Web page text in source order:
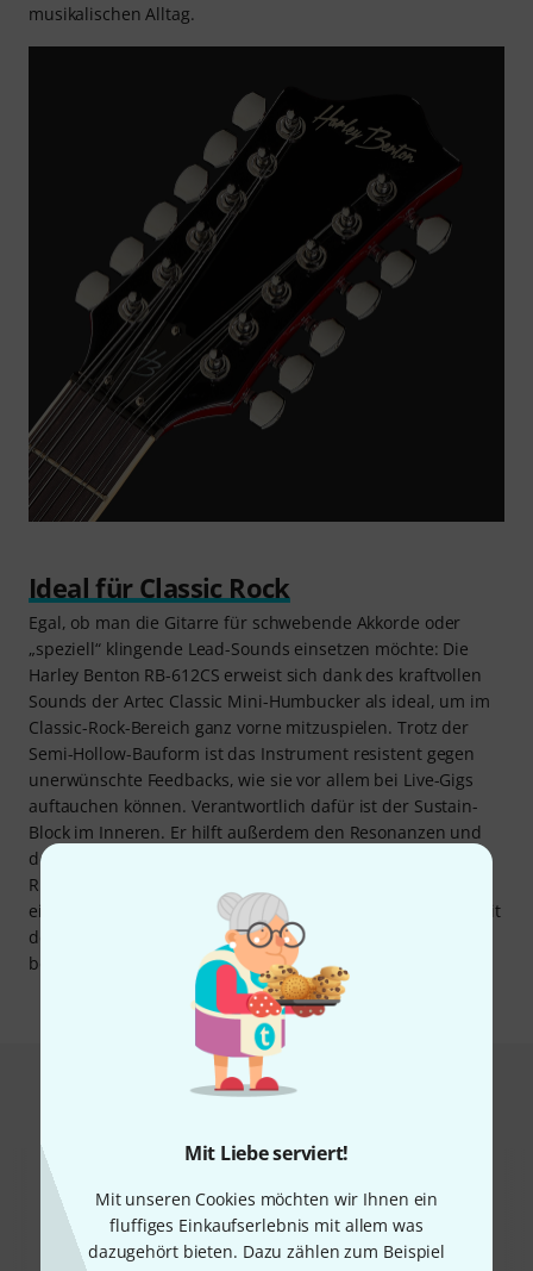
Mit Liebe serviert!
Mit unseren Cookies möchten wir Ihnen ein
fluffiges Einkaufserlebnis mit allem was
dazugehört bieten. Dazu zählen zum Beispiel
musikalischen Alltag.
Ideal für Classic Rock
Egal, ob man die Gitarre für schwebende Akkorde oder
„speziell“ klingende Lead-Sounds einsetzen möchte: Die
Harley Benton RB-612CS erweist sich dank des kraftvollen
Sounds der Artec Classic Mini-Humbucker als ideal, um im
Classic-Rock-Bereich ganz vorne mitzuspielen. Trotz der
Semi-Hollow-Bauform ist das Instrument resistent gegen
unerwünschte Feedbacks, wie sie vor allem bei Live-Gigs
auftauchen können. Verantwortlich dafür ist der Sustain-
Block im Inneren. Er hilft außerdem den Resonanzen und
dem Sustain auf die Sprünge. Darüber hinaus bringt die
RB-612CS neben dem faszinierenden Twelvestring-Sound
eine solide Verarbeitung und robuste Hardware mit, die mit
dem Casino Tailpiece und dem Tune-O-Matic-Steg
besondere optische Akzente setzt.
Das kauften Kunden, die sich dieses